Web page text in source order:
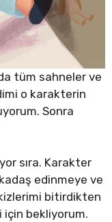
tüm sahneler ve
o karakterin
Sonra
sıra. Karakter
edinmeye ve
bitirdikten
için bekliyorum.